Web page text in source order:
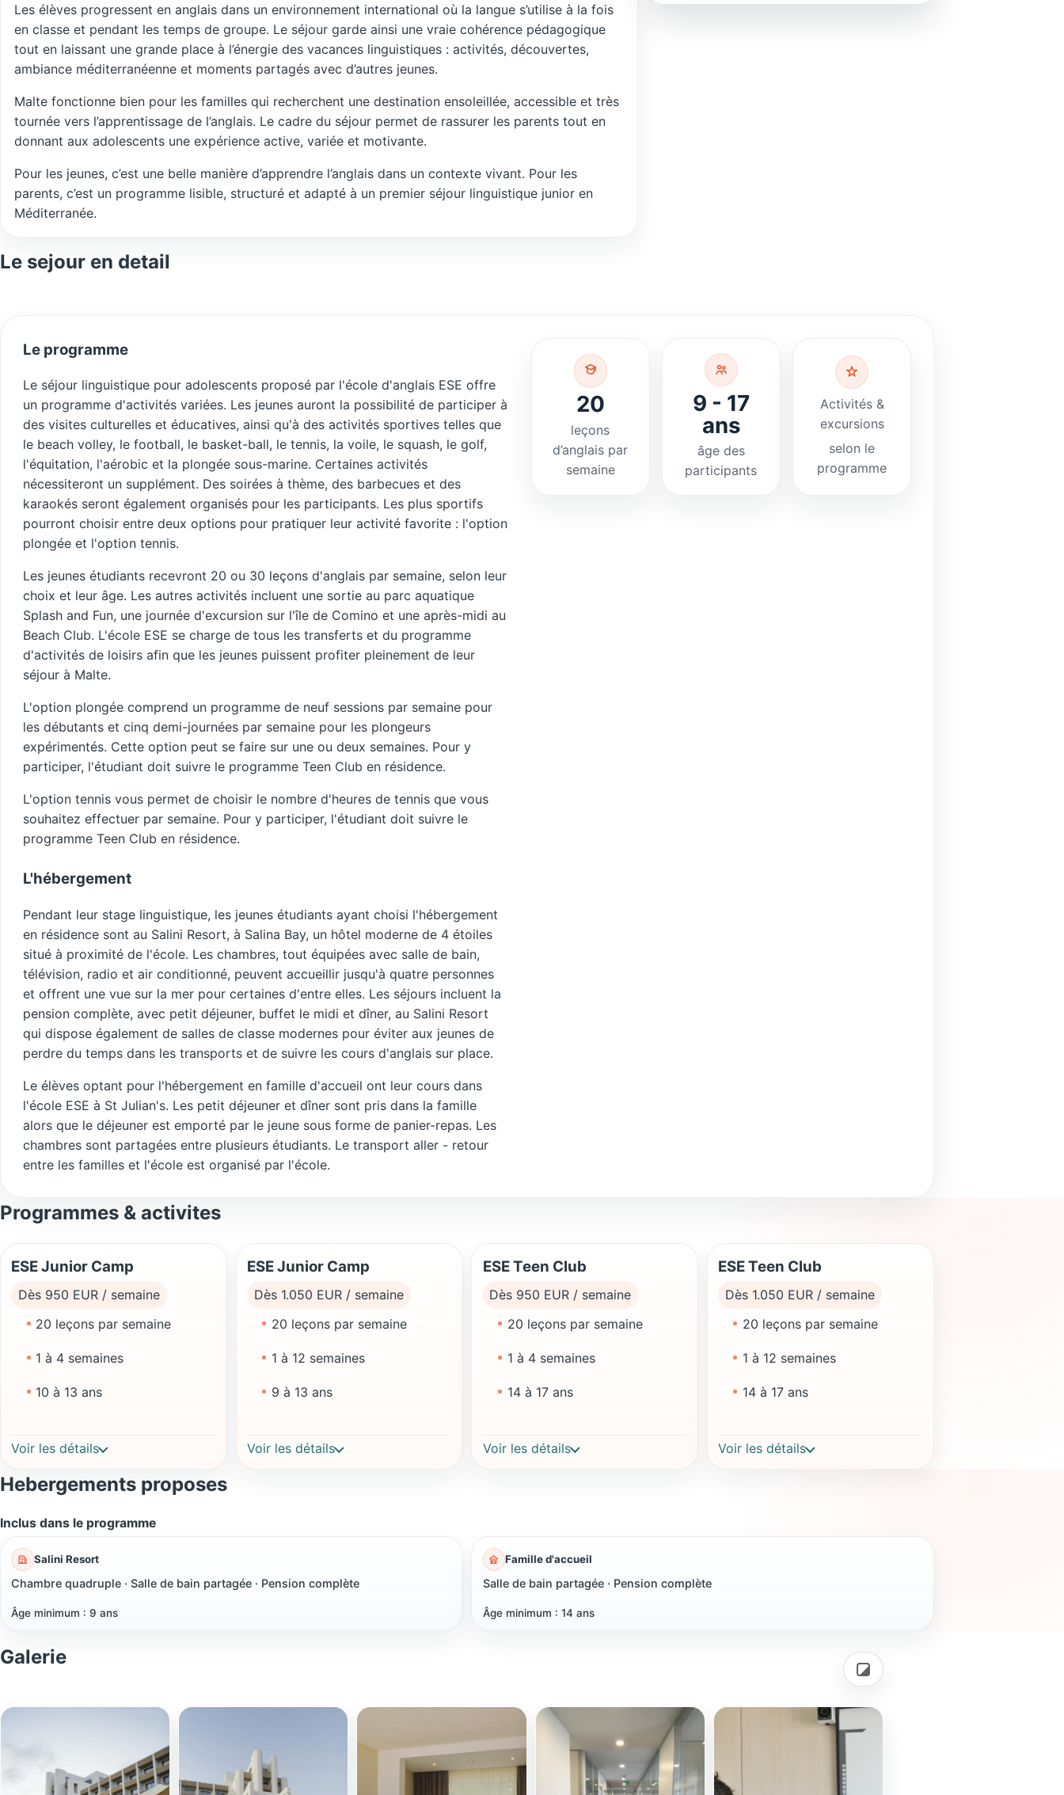
Les élèves progressent en anglais dans un environnement international où la langue s’utilise à la fois
en classe et pendant les temps de groupe. Le séjour garde ainsi une vraie cohérence pédagogique
tout en laissant une grande place à l’énergie des vacances linguistiques : activités, découvertes,
ambiance méditerranéenne et moments partagés avec d’autres jeunes.
Malte fonctionne bien pour les familles qui recherchent une destination ensoleillée, accessible et très
tournée vers l’apprentissage de l’anglais. Le cadre du séjour permet de rassurer les parents tout en
donnant aux adolescents une expérience active, variée et motivante.
Pour les jeunes, c’est une belle manière d’apprendre l’anglais dans un contexte vivant. Pour les
parents, c’est un programme lisible, structuré et adapté à un premier séjour linguistique junior en
Méditerranée.
Le sejour en detail
Le programme
Le séjour linguistique pour adolescents proposé par l'école d'anglais ESE offre
un programme d'activités variées. Les jeunes auront la possibilité de participer à
des visites culturelles et éducatives, ainsi qu'à des activités sportives telles que
le beach volley, le football, le basket-ball, le tennis, la voile, le squash, le golf,
l'équitation, l'aérobic et la plongée sous-marine. Certaines activités
nécessiteront un supplément. Des soirées à thème, des barbecues et des
karaokés seront également organisés pour les participants. Les plus sportifs
pourront choisir entre deux options pour pratiquer leur activité favorite : l'option
plongée et l'option tennis.
Les jeunes étudiants recevront 20 ou 30 leçons d'anglais par semaine, selon leur
choix et leur âge. Les autres activités incluent une sortie au parc aquatique
Splash and Fun, une journée d'excursion sur l'île de Comino et une après-midi au
Beach Club. L'école ESE se charge de tous les transferts et du programme
d'activités de loisirs afin que les jeunes puissent profiter pleinement de leur
séjour à Malte.
L'option plongée comprend un programme de neuf sessions par semaine pour
les débutants et cinq demi-journées par semaine pour les plongeurs
expérimentés. Cette option peut se faire sur une ou deux semaines. Pour y
participer, l'étudiant doit suivre le programme Teen Club en résidence.
L'option tennis vous permet de choisir le nombre d'heures de tennis que vous
souhaitez effectuer par semaine. Pour y participer, l'étudiant doit suivre le
programme Teen Club en résidence.
L'hébergement
Pendant leur stage linguistique, les jeunes étudiants ayant choisi l'hébergement
en résidence sont au Salini Resort, à Salina Bay, un hôtel moderne de 4 étoiles
situé à proximité de l'école. Les chambres, tout équipées avec salle de bain,
télévision, radio et air conditionné, peuvent accueillir jusqu'à quatre personnes
et offrent une vue sur la mer pour certaines d'entre elles. Les séjours incluent la
pension complète, avec petit déjeuner, buffet le midi et dîner, au Salini Resort
qui dispose également de salles de classe modernes pour éviter aux jeunes de
perdre du temps dans les transports et de suivre les cours d'anglais sur place.
Le élèves optant pour l'hébergement en famille d'accueil ont leur cours dans
l'école ESE à St Julian's. Les petit déjeuner et dîner sont pris dans la famille
alors que le déjeuner est emporté par le jeune sous forme de panier-repas. Les
chambres sont partagées entre plusieurs étudiants. Le transport aller - retour
entre les familles et l'école est organisé par l'école.
20
leçons
d’anglais par
semaine
9 - 17
ans
âge des
participants
Activités &
excursions
selon le
programme
Programmes & activites
ESE Junior Camp
Dès 950 EUR / semaine
20 leçons par semaine
1 à 4 semaines
10 à 13 ans
Voir les détails
ESE Junior Camp
Dès 1.050 EUR / semaine
20 leçons par semaine
1 à 12 semaines
9 à 13 ans
Voir les détails
ESE Teen Club
Dès 950 EUR / semaine
20 leçons par semaine
1 à 4 semaines
14 à 17 ans
Voir les détails
ESE Teen Club
Dès 1.050 EUR / semaine
20 leçons par semaine
1 à 12 semaines
14 à 17 ans
Voir les détails
Hebergements proposes
Inclus dans le programme
Salini Resort
Chambre quadruple · Salle de bain partagée · Pension complète
Âge minimum : 9 ans
Famille d'accueil
Salle de bain partagée · Pension complète
Âge minimum : 14 ans
Galerie